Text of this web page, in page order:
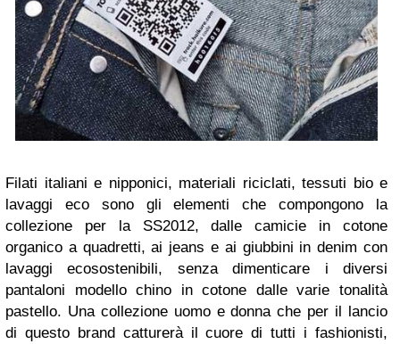
Filati italiani e nipponici, materiali riciclati, tessuti bio e
lavaggi eco sono gli elementi che compongono la
collezione per la SS2012, dalle camicie in cotone
organico a quadretti, ai jeans e ai giubbini in denim con
lavaggi ecosostenibili, senza dimenticare i diversi
pantaloni modello chino in cotone dalle varie tonalità
pastello. Una collezione uomo e donna che per il lancio
di questo brand catturerà il cuore di tutti i fashionisti,